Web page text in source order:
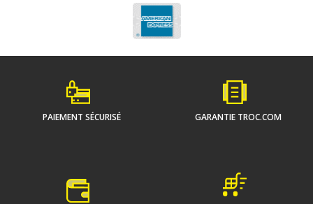
PAIEMENT SÉCURISÉ GARANTIE TROC.COM